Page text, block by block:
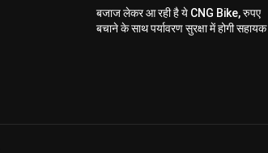
बजाज लेकर आ रही है ये CNG Bike, रुपए
बचाने के साथ पर्यावरण सुरक्षा में होगी सहायक